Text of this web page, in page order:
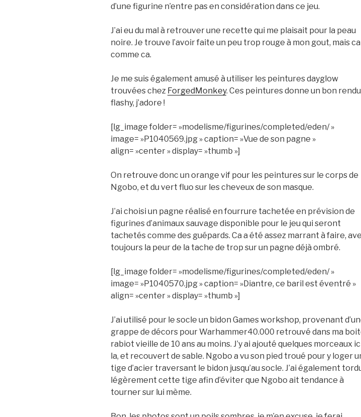
d’une figurine n’entre pas en considération dans ce jeu.
J’ai eu du mal à retrouver une recette qui me plaisait pour la peau
noire. Je trouve l’avoir faite un peu trop rouge à mon gout, mais
comme ca.
Je me suis également amusé à utiliser les peintures dayglow
trouvées chez ForgedMonkey. Ces peintures donne un bon rendu
flashy, j’adore !
[lg_image folder= »modelisme/figurines/completed/eden/ »
image= »P1040569.jpg » caption= »Vue de son pagne »
align= »center » display= »thumb »]
On retrouve donc un orange vif pour les peintures sur le corps de
Ngobo, et du vert fluo sur les cheveux de son masque.
J’ai choisi un pagne réalisé en fourrure tachetée en prévision de
figurines d’animaux sauvage disponible pour le jeu qui seront
tachetés comme des guépards. Ca a été assez marrant à faire,
toujours la peur de la tache de trop sur un pagne déjà ombré.
[lg_image folder= »modelisme/figurines/completed/eden/ »
image= »P1040570.jpg » caption= »Diantre, ce baril est éventré »
align= »center » display= »thumb »]
J’ai utilisé pour le socle un bidon Games workshop, provenant
grappe de décors pour Warhammer40.000 retrouvé dans ma
rabiot vieille de 10 ans au moins. J’y ai ajouté quelques morceaux
la, et recouvert de sable. Ngobo a vu son pied troué pour y loger
tige d’acier traversant le bidon jusqu’au socle. J’ai également
légèrement cette tige afin d’éviter que Ngobo ait tendance à
tourner sur lui mème.